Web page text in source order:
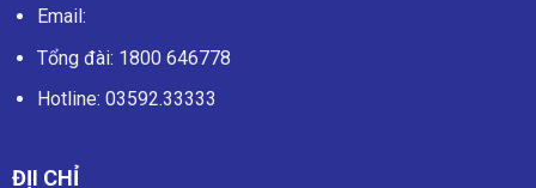
Email:
Tổng đài: 1800 646778
Hotline: 03592.33333
ĐỊI CHỈ